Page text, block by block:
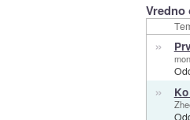
Vredno
»
»